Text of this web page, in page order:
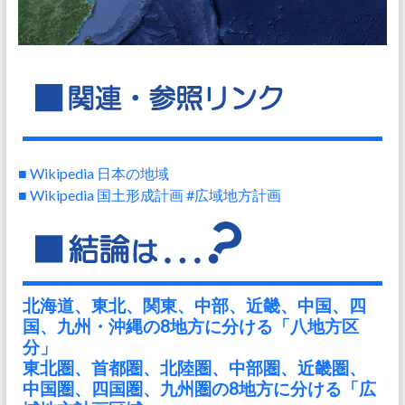
■ Wikipedia 日本の地域
■ Wikipedia 国土形成計画 #広域地方計画
北海道、東北、関東、中部、近畿、中国、四
国、九州・沖縄の8地方に分ける「八地方区
分」
東北圏、首都圏、北陸圏、中部圏、近畿圏、
中国圏、四国圏、九州圏の8地方に分ける「広